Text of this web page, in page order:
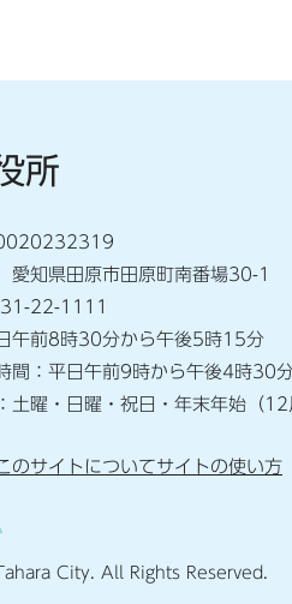
所
知県田原市田原町南番場30-1
22-1111
午前8時30分から午後5時15分
間：平日午前9時から午後4時30分
土曜・日曜・祝日・年末年始（
のサイトについてサイトの使い方
City. All Rights Reserved.